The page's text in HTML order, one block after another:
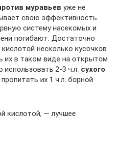
муравьев уже не
свою эффективность.
систему насекомых и
погибают. Достаточно
несколько кусочков
их в таком виде на открытом
2-3 ч.л. сухого
пропитать их 1 ч.л. борной
кислотой, — лучшее